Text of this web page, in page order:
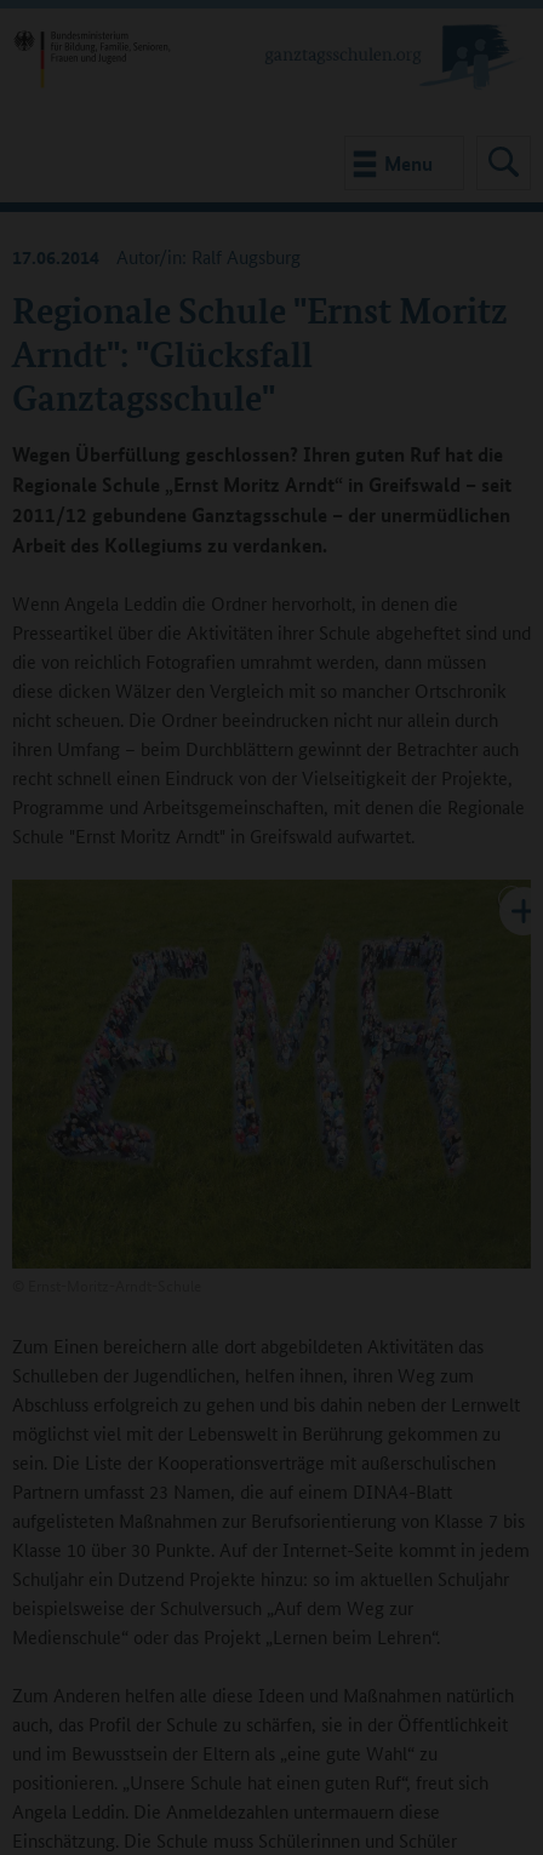
Menu
Regionale Schule "Ernst Moritz
Arndt": "Glücksfall
Ganztagsschule"
17.06.2014 Autor/in: Ralf Augsburg
Wegen Überfüllung geschlossen? Ihren guten Ruf hat die
Regionale Schule „Ernst Moritz Arndt“ in Greifswald – seit
2011/12 gebundene Ganztagsschule – der unermüdlichen
Arbeit des Kollegiums zu verdanken.
Wenn Angela Leddin die Ordner hervorholt, in denen die
Presseartikel über die Aktivitäten ihrer Schule abgeheftet sind und
die von reichlich Fotografien umrahmt werden, dann müssen
diese dicken Wälzer den Vergleich mit so mancher Ortschronik
nicht scheuen. Die Ordner beeindrucken nicht nur allein durch
ihren Umfang – beim Durchblättern gewinnt der Betrachter auch
recht schnell einen Eindruck von der Vielseitigkeit der Projekte,
Programme und Arbeitsgemeinschaften, mit denen die Regionale
Schule "Ernst Moritz Arndt" in Greifswald aufwartet.
Zum Einen bereichern alle dort abgebildeten Aktivitäten das
Schulleben der Jugendlichen, helfen ihnen, ihren Weg zum
Abschluss erfolgreich zu gehen und bis dahin neben der Lernwelt
möglichst viel mit der Lebenswelt in Berührung gekommen zu
sein. Die Liste der Kooperationsverträge mit außerschulischen
Partnern umfasst 23 Namen, die auf einem DINA4-Blatt
aufgelisteten Maßnahmen zur Berufsorientierung von Klasse 7 bis
Klasse 10 über 30 Punkte. Auf der Internet-Seite kommt in jedem
Schuljahr ein Dutzend Projekte hinzu: so im aktuellen Schuljahr
beispielsweise der Schulversuch „Auf dem Weg zur
Medienschule“ oder das Projekt „Lernen beim Lehren“.
Zum Anderen helfen alle diese Ideen und Maßnahmen natürlich
auch, das Profil der Schule zu schärfen, sie in der Öffentlichkeit
und im Bewusstsein der Eltern als „eine gute Wahl“ zu
positionieren. „Unsere Schule hat einen guten Ruf“, freut sich
Angela Leddin. Die Anmeldezahlen untermauern diese
Einschätzung. Die Schule muss Schülerinnen und Schüler